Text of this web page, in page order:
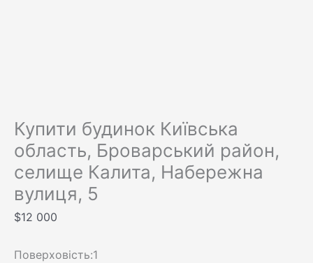
Купити будинок Київська
область, Броварський район,
селище Калита, Набережна
вулиця, 5
$12 000
Поверховість:1